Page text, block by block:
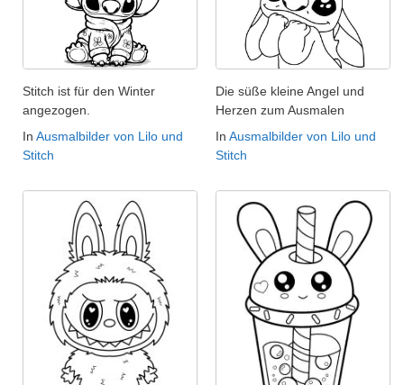
Stitch ist für den Winter
angezogen.
In Ausmalbilder von Lilo und
Stitch
Die süße kleine Angel und
Herzen zum Ausmalen
In Ausmalbilder von Lilo und
Stitch